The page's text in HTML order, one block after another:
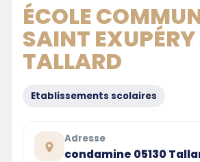
ÉCOLE
SAINT
TALLARD
Etablissements scolaires
Adresse
condamine 05130